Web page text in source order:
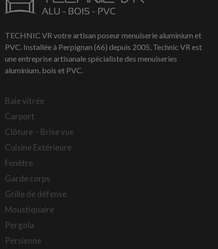
TECHNIC VR votre artisan poseur menuiserie aluminium et
PVC. Installée à Perpignan (66) depuis 2005, Technic VR est
une entreprise artisanale spécialiste des menuiseries
aluminium, bois et PVC.
Baie vitrée
Carport
Clôture – Brise vue
Cuisine Extérieure
Fenêtre
Garde corps
Grille de défense
Moustiquaire
Pergola
Persienne